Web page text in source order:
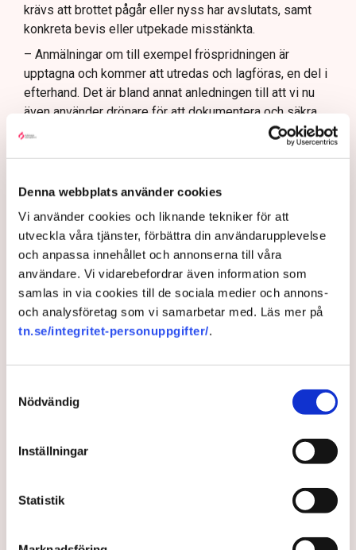
Denna webbplats använder cookies
Vi använder cookies och liknande tekniker för att
utveckla våra tjänster, förbättra din användarupplevelse
och anpassa innehållet och annonserna till våra
användare. Vi vidarebefordrar även information som
samlas in via cookies till de sociala medier och annons-
och analysföretag som vi samarbetar med. Läs mer på
tn.se/integritet-personuppgifter/.
Nödvändig
Inställningar
Statistik
krävs att brottet pågår eller nyss har avslutats, samt
konkreta bevis eller utpekade misstänkta.
– Anmälningar om till exempel fröspridningen är
upptagna och kommer att utredas och lagföras, en del i
efterhand. Det är bland annat anledningen till att vi nu
även använder drönare för att dokumentera och säkra
bevis, säger Anna-Lena Mann.
Myndigheter Gripanden Tranemo kommun
Svensk Torv : en naturlig råvara
Allemansrätten
Brott
Tove Lifvendahl
Neova Återställ Våtmarker
Drönare
Utredningar
Skadegörelse
Gabriel Cardona Cervantes
Uppdaterad:
LÄS ÄVEN